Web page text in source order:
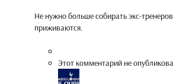
Не нужно больше собирать экс-
приживаются.
Этот комментарий не